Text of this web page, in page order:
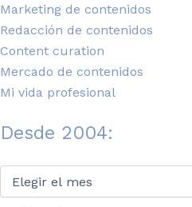
Marketing de contenidos
Redacción de contenidos
Content curation
Mercado de contenidos
Mi vida profesional
Desde 2004:
2004: